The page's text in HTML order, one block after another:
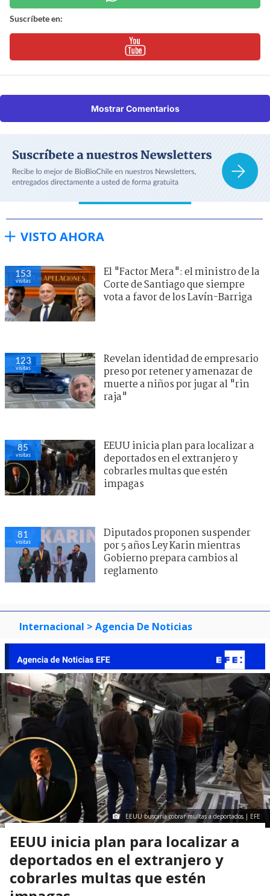
Suscríbete en:
Mostrar Comentarios
VISTO AHORA
153
visitas
El "Factor Mera": el ministro de la
Corte de Santiago que siempre
vota a favor de los Lavín-Barriga
123
visitas
Revelan identidad de empresario
preso por retener y amenazar de
muerte a niños por jugar al "rin
raja"
85
visitas
EEUU inicia plan para localizar a
deportados en el extranjero y
cobrarles multas que estén
impagas
81
visitas
Diputados proponen suspender
por 5 años Ley Karin mientras
Gobierno prepara cambios al
reglamento
Internacional > Agencia De Noticias
EEUU buscaría cobrar multas a deportados | EFE
EEUU inicia plan para localizar a
deportados en el extranjero y
cobrarles multas que estén